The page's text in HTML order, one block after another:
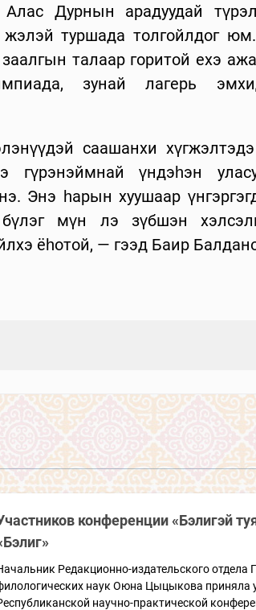
Дурнын арадуудай
туршада толгойлдог
талаар горитой ехэ
зунай лагерь
саашанхи
гүрэнэймнай үндэһэн
Энэ һарын хуушаар
мүн лэ зүбшэн
ёһотой, — гээд Баир
конференции «Бэлигэй
Редакционно-издательского отдела
наук Оюна Цыцыкова приняла
научно-практической